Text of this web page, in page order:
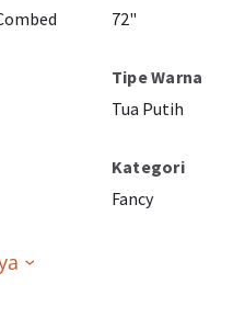
72"
Tipe Warna
Tua Putih
Kategori
Fancy